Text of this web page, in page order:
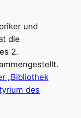
und
die
2.
„Bibliothek
des